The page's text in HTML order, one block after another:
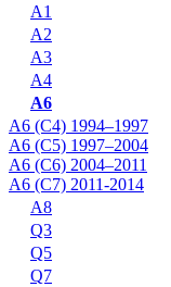
A1
A2
A3
A4
A6
A6 (C4) 1994–1997
A6 (C5) 1997–2004
A6 (C6) 2004–2011
A6 (C7) 2011-2014
A8
Q3
Q5
Q7